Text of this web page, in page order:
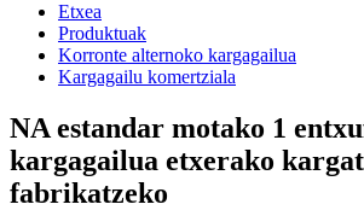
Etxea
Produktuak
Korronte alternoko kargagailua
Kargagailu komertziala
NA estandar motako 1
kargagailua etxerako
fabrikatzeko